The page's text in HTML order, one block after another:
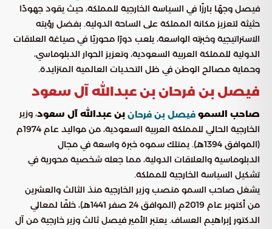
فيصل وجهًا بارزًا في السياسة الخارجية للمملكة، حيث يقود جهودًا
حثيثة لتعزيز مكانة المملكة على الساحة الدولية. بفضل رؤيته
الاستراتيجية وخبرته الواسعة، يلعب دورًا محوريًا في صياغة العلاقات
الدولية للمملكة العربية السعودية، وتعزيز الحوار الدبلوماسي،
وحماية مصالح الوطن في ظل التحديات العالمية المتزايدة.
فيصل بن فرحان بن عبدالله آل سعود
صاحب السمو فيصل بن فرحان بن عبدالله آل سعود، وزير
الخارجية الحالي للمملكة العربية السعودية، من مواليد عام 1974م
(الموافق 1394هـ). يمتلك سموه خبرة واسعة في مجال
الدبلوماسية والعلاقات الدولية، مما جعله شخصية محورية في
تشكيل السياسة الخارجية للمملكة.
يشغل صاحب السمو منصب وزير الخارجية منذ الثالث والعشرين
من أكتوبر عام 2019م (الموافق 24 صفر 1441هـ)، خلفًا لمعالي
الدكتور إبراهيم العساف. يعتبر الأمير فيصل ثالث وزير خارجية من آل